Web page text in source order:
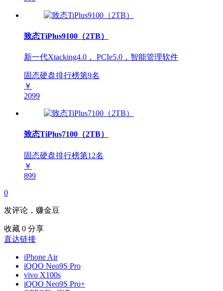
致态TiPlus9100（2TB）
新一代Xtacking4.0， PCIe5.0，智能管理软件
固态硬盘排行榜第9名
￥
2099
致态TiPlus7100（2TB）
固态硬盘排行榜第12名
￥
899
0
发评论，赚金豆
收藏 0 分享
直达链接
iPhone Air
iQOO Neo9S Pro
vivo X100s
iQOO Neo9S Pro+